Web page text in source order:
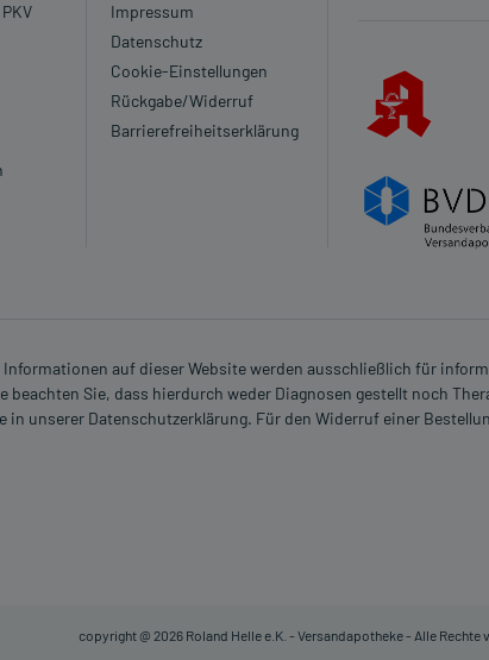
Impressum
Datenschutz
Cookie-Einstellungen
Rückgabe/Widerruf
Barrierefreiheitserklärung
Informationen auf dieser Website werden ausschließlich für
Sie, dass hierdurch weder Diagnosen gestellt noch
unserer Datenschutzerklärung. Für den Widerruf einer
copyright @ 2026 Roland Helle e.K. - Versandapotheke - Alle Rechte